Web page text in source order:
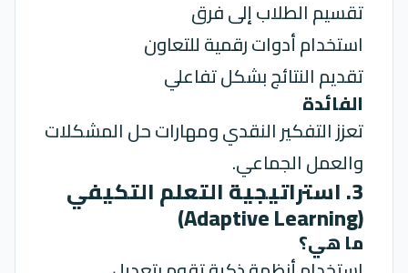
تقسيم الطلاب إلى فرق
استخدام أدوات رقمية للتعاون
تقديم النتائج بشكل تفاعلي
الفائدة
تعزز التفكير النقدي ومهارات حل المشكلات
والعمل الجماعي.
3. استراتيجية التعلم التكيفي
(Adaptive Learning)
ما هي؟